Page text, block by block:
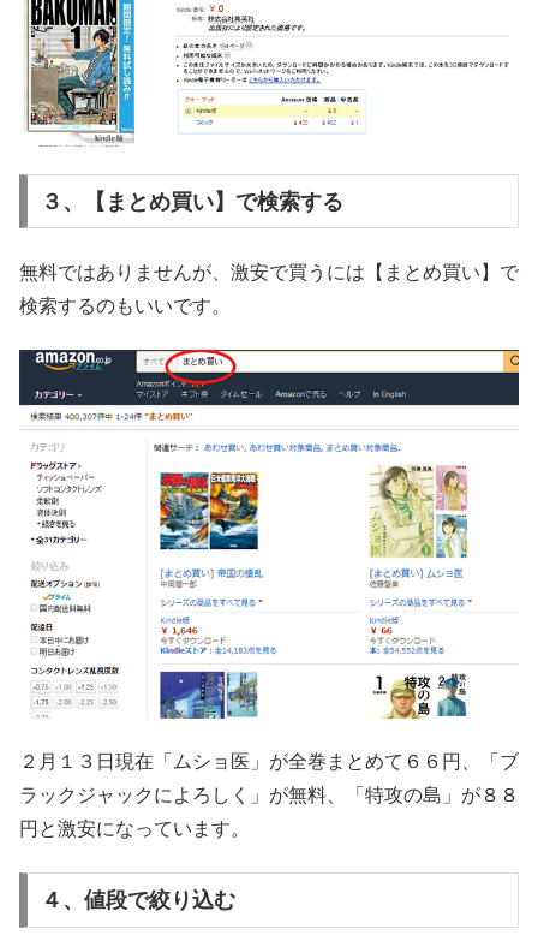
３、【まとめ買い】で検索する
無料ではありませんが、激安で買うには【まとめ買い】で
検索するのもいいです。
２月１３日現在「ムショ医」が全巻まとめて６６円、「ブ
ラックジャックによろしく」が無料、「特攻の島」が８８
円と激安になっています。
４、値段で絞り込む